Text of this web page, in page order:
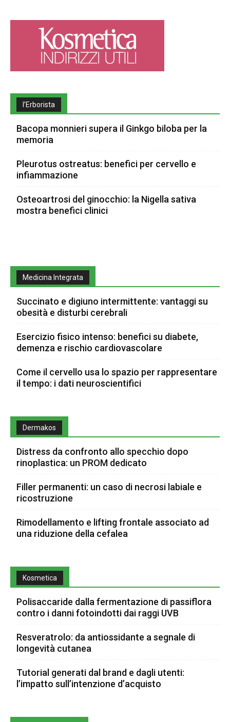
l’Erborista
Bacopa monnieri supera il Ginkgo biloba per la
memoria
Pleurotus ostreatus: benefici per cervello e
infiammazione
Osteoartrosi del ginocchio: la Nigella sativa
mostra benefici clinici
Medicina Integrata
Succinato e digiuno intermittente: vantaggi su
obesità e disturbi cerebrali
Esercizio fisico intenso: benefici su diabete,
demenza e rischio cardiovascolare
Come il cervello usa lo spazio per rappresentare
il tempo: i dati neuroscientifici
Dermakos
Distress da confronto allo specchio dopo
rinoplastica: un PROM dedicato
Filler permanenti: un caso di necrosi labiale e
ricostruzione
Rimodellamento e lifting frontale associato ad
una riduzione della cefalea
Kosmetica
Polisaccaride dalla fermentazione di passiflora
contro i danni fotoindotti dai raggi UVB
Resveratrolo: da antiossidante a segnale di
longevità cutanea
Tutorial generati dal brand e dagli utenti:
l’impatto sull’intenzione d’acquisto